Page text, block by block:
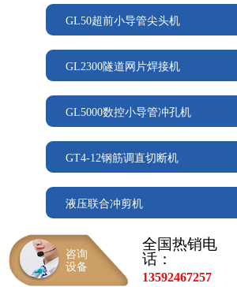
GL50超前小导管尖头机
GL2300隧道网片焊接机
GL5000数控小导管冲孔机
GT4-12钢筋调直切断机
液压联合冲剪机
咨询
设备
全国热销电
话：
13592467257